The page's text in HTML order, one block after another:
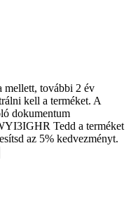
mellett, további 2 év
kell a terméket. A
dokumentum
Tedd a terméket
az 5% kedvezményt.